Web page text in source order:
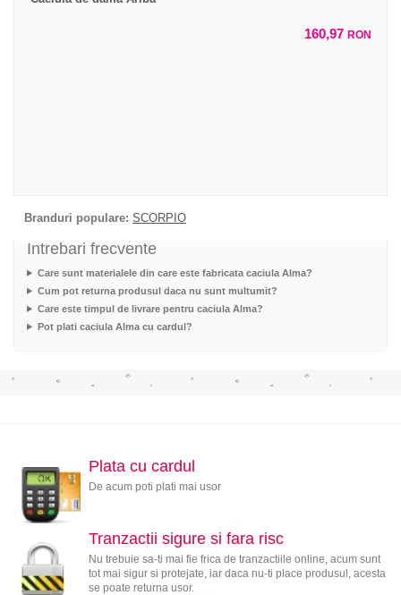
160,97 RON
Branduri populare: SCORPIO
Intrebari frecvente
Care sunt materialele din care este fabricata caciula Alma?
Cum pot returna produsul daca nu sunt multumit?
Care este timpul de livrare pentru caciula Alma?
Pot plati caciula Alma cu cardul?
Plata cu cardul
De acum poti plati mai usor
Tranzactii sigure si fara risc
Nu trebuie sa-ti mai fie frica de tranzactiile online, acum sunt
tot mai sigur si protejate, iar daca nu-ti place produsul, acesta
se poate returna usor.